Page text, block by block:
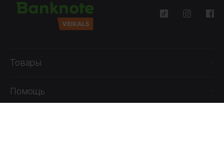
Товары
Помощь